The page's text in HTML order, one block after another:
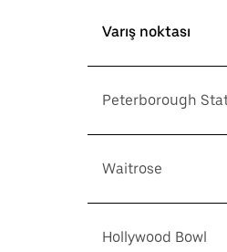
Varış noktası
Peterborough
Waitrose
Hollywood Bowl